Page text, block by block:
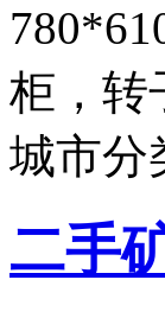
柜，
城市分
二手